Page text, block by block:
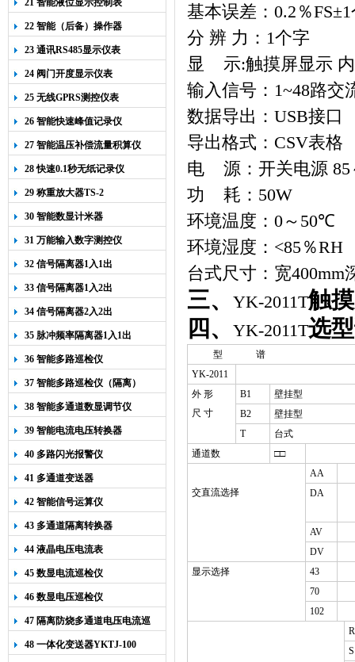
21 智能液位显示控制表
22 智能（后备）操作器
23 通讯RS485显示仪表
24 阀门开度显示仪表
25 无线GPRS测控仪表
26 智能快速峰值记录仪
27 智能温压补偿流量积算仪
28 快速0.1秒无纸记录仪
29 称重放大器TS-2
30 智能数显计米器
31 万能输入数字测控仪
32 信号隔离器1入1出
33 信号隔离器1入2出
34 信号隔离器2入2出
35 脉冲频率隔离器1入1出
36 智能多路巡检仪
37 智能多路巡检仪（隔离）
38 智能多通道数显调节仪
39 智能电流电压转换器
40 多路闪光报警仪
41 多通道变送器
42 智能信号运算仪
43 多通道隔离转换器
44 液晶电压电流表
45 数显电流巡检仪
46 数显电压巡检仪
47 隔离防烧多通道电压电流巡
检仪
48 一体化变送器YKTJ-100
基本误差： 0.2 ％FS±1
分 辨 力： 1个字
显
示:触摸屏显示
输入信号： 1~48路交
数据导出：USB接口
导出格式：CSV表格
电
源：开关电源 85
功
耗： 50W
环境温度： 0～ 50℃
环境湿度： <85％RH
台式尺寸：宽400mm
三、 YK-2011T触
四、
YK-2011T选
型
谱
YK-2011
外 形
尺 寸
B1
壁挂型
B2
壁挂型
T
台式
通道数
□□
交直流选择
AA
DA
AV
DV
显示选择
43
70
102
R
S